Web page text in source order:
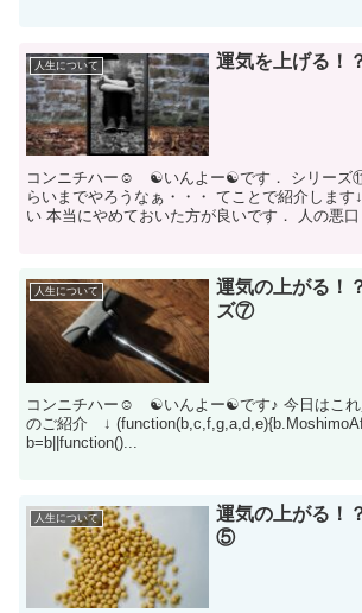
人生について 運気を上げる！
コンニチハー☺ ☯いんよー☯です． シリーズ
らいまでやろうなぁ・・・ てことで紹介します
い 本当にやめておいた方が良いです． 人の悪
人生について
運気の上がる！
ズ⑦
コンニチハー☺ ☯いんよー☯です♪ 今日はこれ
のご紹介 ↓
b=b||function()...
人生について
運気の上がる！
⑤